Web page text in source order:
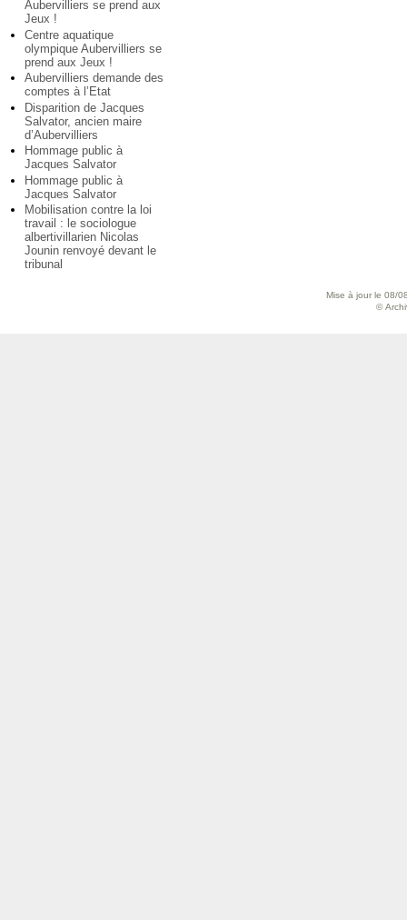
Aubervilliers se prend aux
Jeux !
Centre aquatique
olympique Aubervilliers se
prend aux Jeux !
Aubervilliers demande des
comptes à l’Etat
Disparition de Jacques
Salvator, ancien maire
d’Aubervilliers
Hommage public à
Jacques Salvator
Hommage public à
Jacques Salvator
Mobilisation contre la loi
travail : le sociologue
albertivillarien Nicolas
Jounin renvoyé devant le
tribunal
Mise à jour le 08/
©